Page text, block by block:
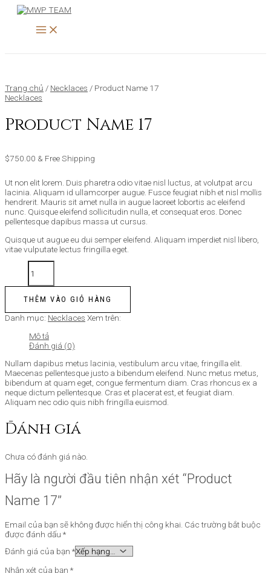
Nhảy
MENU
Trang chủ / Necklaces / Product Name 17
Necklaces
Product Name 17
$750.00 & Free Shipping
Ut non elit lorem. Duis pharetra odio vitae nisl luctus, at volutpat arcu
lacinia. Aliquam id ullamcorper augue. Fusce feugiat nibh et nisl mollis
hendrerit. Mauris sit amet nulla in augue laoreet lobortis ac eleifend
nunc. Quisque eleifend sollicitudin nulla, et consequat eros. Donec
pellentesque dapibus massa ut cursus.
Quisque ut augue eu dui semper eleifend. Aliquam imperdiet nisl libero,
vitae vulputate lectus fringilla eget.
Product
Name
THÊM VÀO GIỎ HÀNG
Danh mục: Necklaces Xem trên:
Mô tả
Đánh giá (0)
Nullam dapibus metus lacinia, vestibulum arcu vitae, fringilla elit.
Maecenas pellentesque justo a bibendum eleifend. Nunc metus metus,
bibendum at quam eget, congue fermentum diam. Cras rhoncus ex a
neque dictum pellentesque. Cras et placerat est, et feugiat diam.
Aliquam nec odio quis nibh fringilla euismod.
Đánh giá
Chưa có đánh giá nào.
Hãy là người đầu tiên nhận xét “Product
Name 17”
Email của bạn sẽ không được hiển thị công khai. Các trường bắt buộc
được đánh dấu *
Đánh giá của bạn *
Nhận xét của bạn *
Search
…